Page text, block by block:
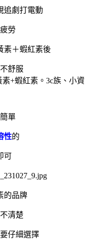
追劇打電動
勞
素＋蝦紅素後
舒服
單
性的
可
的品牌
清楚
仔細選擇